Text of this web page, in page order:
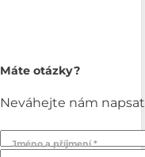
Máte otázky?
Neváhejte nám napsat
Jméno a příjmení *